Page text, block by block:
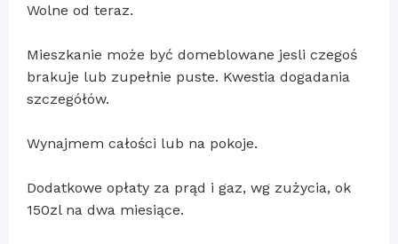
Wolne od teraz.
Mieszkanie może być domeblowane jesli czegoś
brakuje lub zupełnie puste. Kwestia dogadania
szczegółów.
Wynajmem całości lub na pokoje.
Dodatkowe opłaty za prąd i gaz, wg zużycia, ok
150zl na dwa miesiące.